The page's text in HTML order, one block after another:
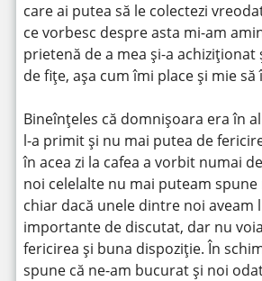
care ai putea să le colectezi
ce vorbesc despre asta mi-am
prietenă de a mea și-a achiziționat
de fițe, așa cum îmi place și mie să
Bineînțeles că domnișoara era în
l-a primit și nu mai putea de
în acea zi la cafea a vorbit numai
noi celelalte nu mai puteam spune
chiar dacă unele dintre noi aveam
importante de discutat, dar nu
fericirea și buna dispoziție. În
spune că ne-am bucurat și noi